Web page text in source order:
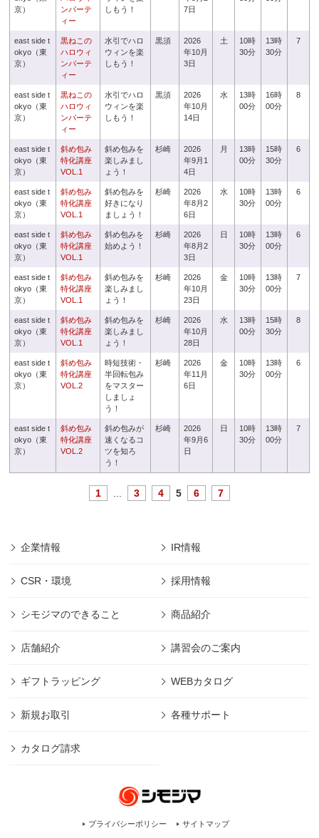
京）
ンパーテ
ィー
しもう！
7日
east side t
okyo（東
京）
黒ねこの
ハロウィ
ンパーテ
ィー
水引でハロ
ウィンを楽
しもう！
黒須
2026
年10月
3日
土
10時
30分
13時
30分
7
east side t
okyo（東
京）
黒ねこの
ハロウィ
ンパーテ
ィー
水引でハロ
ウィンを楽
しもう！
黒須
2026
年10月
14日
水
13時
00分
16時
00分
8
east side t
okyo（東
京）
斜め包み
特化講座
VOL.1
斜め包みを
楽しみまし
ょう！
杉崎
2026
年9月1
4日
月
13時
00分
15時
30分
6
east side t
okyo（東
京）
斜め包み
特化講座
VOL.1
斜め包みを
好きになり
ましょう！
杉崎
2026
年8月2
6日
水
10時
30分
13時
00分
6
east side t
okyo（東
京）
斜め包み
特化講座
VOL.1
斜め包みを
始めよう！
杉崎
2026
年8月2
3日
日
10時
30分
13時
00分
6
east side t
okyo（東
京）
斜め包み
特化講座
VOL.1
斜め包みを
楽しみまし
ょう！
杉崎
2026
年10月
23日
金
10時
30分
13時
00分
7
east side t
okyo（東
京）
斜め包み
特化講座
VOL.1
斜め包みを
楽しみまし
ょう！
杉崎
2026
年10月
28日
水
13時
00分
15時
30分
8
east side t
okyo（東
京）
斜め包み
特化講座
VOL.2
時短技術・
半回転包み
をマスター
しましょ
う！
杉崎
2026
年11月
6日
金
10時
30分
13時
00分
6
east side t
okyo（東
京）
斜め包み
特化講座
VOL.2
斜め包みが
速くなるコ
ツを知ろ
う！
杉崎
2026
年9月6
日
日
10時
30分
13時
00分
7
1 3 4 5 6 7
企業情報 IR情報
CSR・環境 採用情報
シモジマのできること 商品紹介
店舗紹介 講習会のご案内
ギフトラッピング WEBカタログ
新規お取引 各種サポート
カタログ請求
プライバシーポリシー サイトマップ